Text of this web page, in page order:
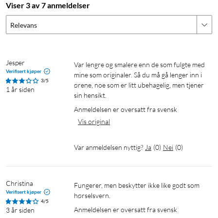
Viser 3 av 7 anmeldelser
Relevans
Jesper
Verifisert kjøper
3/5
1 år siden
Var lengre og smalere enn de som fulgte med
mine som originaler. Så du må gå lenger inn i
ørene, noe som er litt ubehagelig, men tjener
sin hensikt.
Anmeldelsen er oversatt fra svensk
Vis original
Var anmeldelsen nyttig? Ja (0) Nei (0)
Christina
Verifisert kjøper
4/5
3 år siden
Fungerer, men beskytter ikke like godt som
hørselsvern.
Anmeldelsen er oversatt fra svensk